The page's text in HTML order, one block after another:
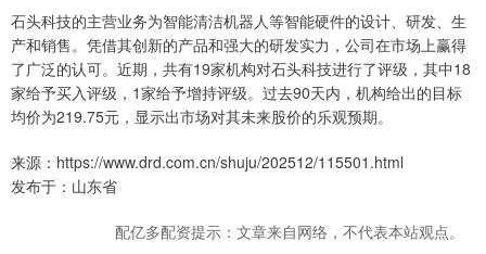
石头科技的主营业务为智能清洁机器人等智能硬件的设计、研发、生
产和销售。凭借其创新的产品和强大的研发实力，公司在市场上赢得
了广泛的认可。近期，共有19家机构对石头科技进行了评级，其中18
家给予买入评级，1家给予增持评级。过去90天内，机构给出的目标
均价为219.75元，显示出市场对其未来股价的乐观预期。
来源：https://www.drd.com.cn/shuju/202512/115501.html
发布于：山东省
配亿多配资提示：文章来自网络，不代表本站观点。